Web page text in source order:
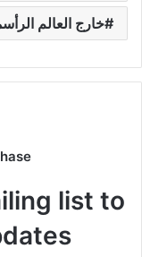
خارج العالم
list to